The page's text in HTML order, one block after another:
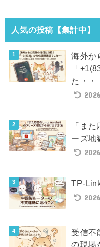
人気の投稿【集計中】
海外か
「
た・・
「ま
ーズ地
TP-
受信不
の現場